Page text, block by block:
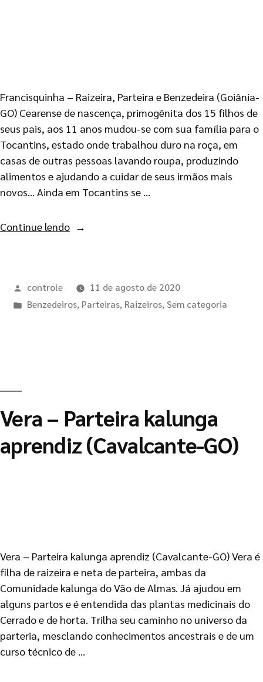
Francisquinha – Raizeira, Parteira e Benzedeira (Goiânia-
GO) Cearense de nascença, primogênita dos 15 filhos de
seus pais, aos 11 anos mudou-se com sua família para o
Tocantins, estado onde trabalhou duro na roça, em
casas de outras pessoas lavando roupa, produzindo
alimentos e ajudando a cuidar de seus irmãos mais
novos… Ainda em Tocantins se …
Continue lendo
controle
11 de agosto de 2020
Benzedeiros, Parteiras, Raizeiros, Sem categoria
Vera – Parteira kalunga
aprendiz (Cavalcante-GO)
Vera – Parteira kalunga aprendiz (Cavalcante-GO) Vera é
filha de raizeira e neta de parteira, ambas da
Comunidade kalunga do Vão de Almas. Já ajudou em
alguns partos e é entendida das plantas medicinais do
Cerrado e de horta. Trilha seu caminho no universo da
parteria, mesclando conhecimentos ancestrais e de um
curso técnico de …